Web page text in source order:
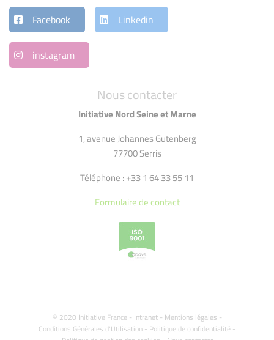
Nous contacter
Initiative Nord Seine et Marne
1, avenue Johannes Gutenberg
77700 Serris
Téléphone : +33 1 64 33 55 11
Formulaire de contact
© 2020 Initiative France - Intranet- Mentions légales -
Conditions Générales d'Utilisation - Politique de confidentialité -
Facebook Linkedin
instagram